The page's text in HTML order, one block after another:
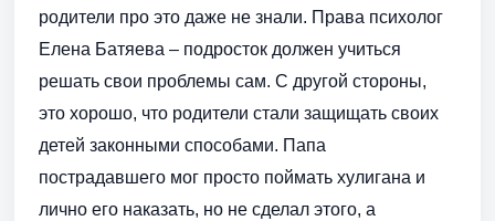
родители про это даже не знали. Права психолог
Елена Батяева – подросток должен учиться
решать свои проблемы сам. С другой стороны,
это хорошо, что родители стали защищать своих
детей законными способами. Папа
пострадавшего мог просто поймать хулигана и
лично его наказать, но не сделал этого, а